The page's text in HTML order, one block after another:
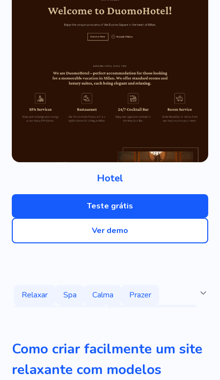
Hotel
Teste grátis
Ver demo
Relaxar Spa Calma
Prazer
Hotel
Recorrer Natureza
Apresentar
Aconchegante
Visualizar
Motel
Como criar facilmente um site
relaxante com modelos